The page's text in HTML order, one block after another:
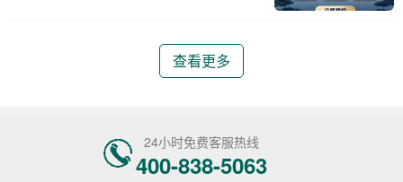
优惠政策。通过本文，读者将了解到不同类
查看更多
24小时免费客服热线
400-838-5063